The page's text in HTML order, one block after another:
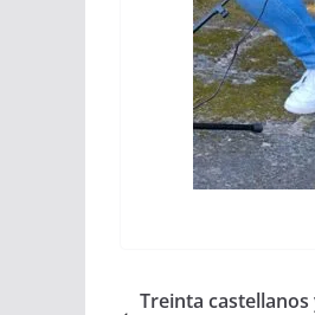
Treinta castellanos